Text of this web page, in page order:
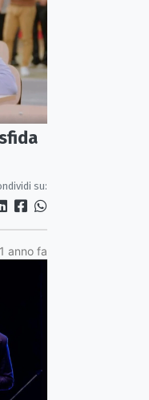
su:
1 anno fa